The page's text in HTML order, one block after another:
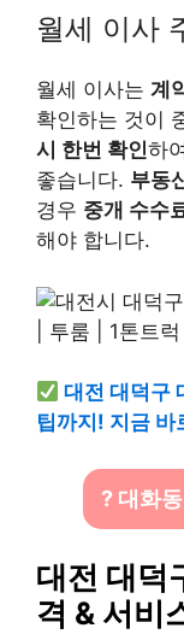
월세 이사
월세 이사는 계
확인하는 것이
시 한번 확인하
좋습니다. 부동
경우 중개 수수
해야 합니다.
대전 대덕구
팁까지! 지금 바
? 대화
대전 대덕
격 & 서비